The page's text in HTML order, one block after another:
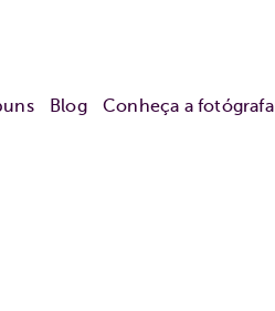
Blog Conheça a fotógrafa